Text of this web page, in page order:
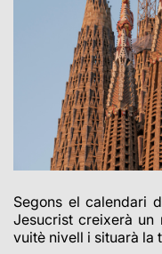
Segons el calendari
Jesucrist creixerà un
vuitè nivell i situarà la